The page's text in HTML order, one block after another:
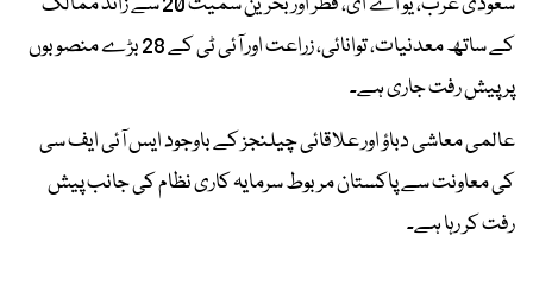
کے ساتھ معدنیات، توانائی، زراعت اور آئی ٹی کے 28 بڑے منصوبوں
پر پیش رفت جاری ہے۔
عالمی معاشی دباؤ اور علاقائی چیلنجز کے باوجود ایس آئی ایف سی
کی معاونت سے پاکستان مربوط سرمایہ کاری نظام کی جانب پیش
رفت کر رہا ہے۔